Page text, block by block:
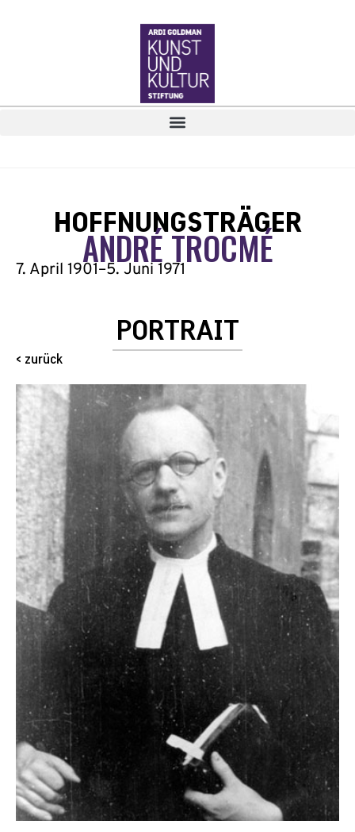
HOFFNUNGSTRÄGER
ANDRÉ TROCMÉ
7. April 1901–5. Juni 1971
PORTRAIT
< zurück